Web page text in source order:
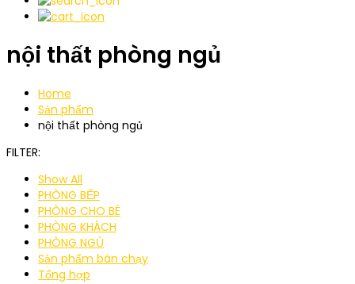
nội thất phòng ngủ
Home
Sản phẩm
nội thất phòng ngủ
FILTER:
Show All
PHÒNG BẾP
PHÒNG CHO BÉ
PHÒNG KHÁCH
PHÒNG NGỦ
Sản phẩm bán chạy
Tổng hợp